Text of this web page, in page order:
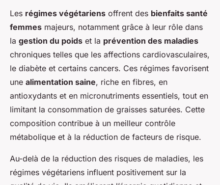
Les régimes végétariens offrent des bienfaits santé
femmes majeurs, notamment grâce à leur rôle dans
la gestion du poids et la prévention des maladies
chroniques telles que les affections cardiovasculaires,
le diabète et certains cancers. Ces régimes favorisent
une alimentation saine, riche en fibres, en
antioxydants et en micronutriments essentiels, tout en
limitant la consommation de graisses saturées. Cette
composition contribue à un meilleur contrôle
métabolique et à la réduction de facteurs de risque.
Au-delà de la réduction des risques de maladies, les
régimes végétariens influent positivement sur la